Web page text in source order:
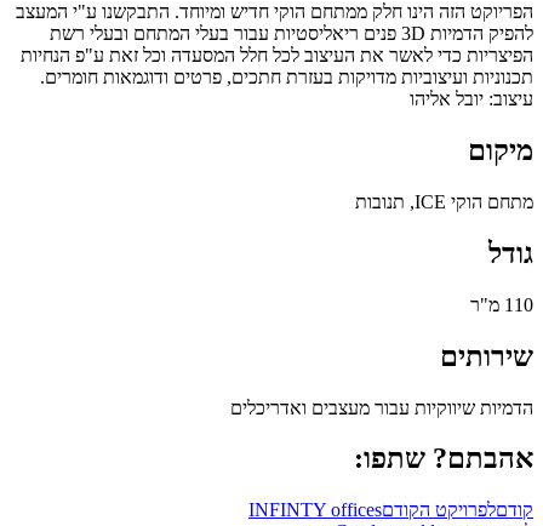
הפריוקט הזה הינו חלק ממתחם הוקי חדיש ומיוחד. התבקשנו ע"י המעצב
להפיק הדמיות 3D פנים ריאליסטיות עבור בעלי המתחם ובעלי רשת
הפיצריות כדי לאשר את העיצוב לכל חלל המסעדה וכל זאת ע"פ הנחיות
תכנוניות ועיצוביות מדויקות בעזרת חתכים, פרטים ודוגמאות חומרים.
עיצוב: יובל אליהו
מיקום
מתחם הוקי ICE, תנובות
גודל
110 מ"ר
שירותים
הדמיות שיווקיות עבור מעצבים ואדריכלים
אהבתם? שתפו:
קודםלפרויקט הקודםINFINTY offices